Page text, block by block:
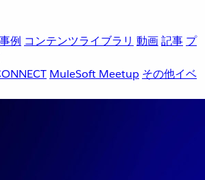
例 コンテンツライブラリ 動画記事 プ
MuleSoft Meetup その他イベ